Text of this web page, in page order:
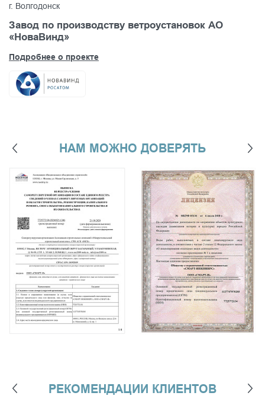
г. Волгодонск
Завод по производству ветроустановок АО
«НоваВинд»
Подробнее о проекте
НАМ МОЖНО ДОВЕРЯТЬ
РЕКОМЕНДАЦИИ КЛИЕНТОВ